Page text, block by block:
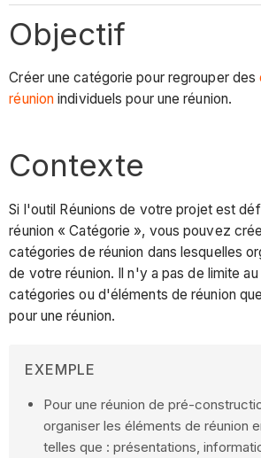
Objectif
Créer une catégorie pour regrouper des
réunion individuels pour une réunion.
Contexte
Si l'outil Réunions de votre projet est
réunion « Catégorie », vous pouvez
catégories de réunion dans lesquelles
de votre réunion. Il n'y a pas de limite
catégories ou d'éléments de réunion
pour une réunion.
EXEMPLE
Pour une réunion de pré-
organiser les éléments de réunion
telles que : présentations,